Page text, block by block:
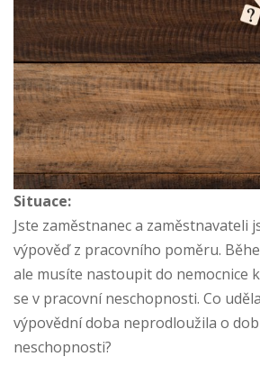
Situace:
Jste zaměstnanec a zaměstnavateli
výpověď z pracovního poměru.
ale musíte nastoupit do nemocnice
se v pracovní neschopnosti. Co
výpovědní doba neprodloužila o
neschopnosti?